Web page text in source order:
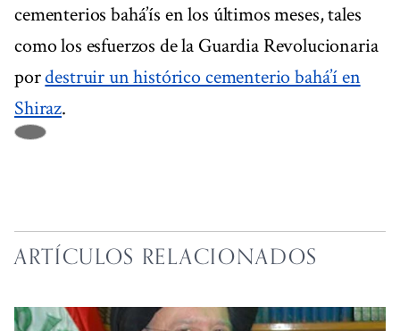
cementerios bahá’ís en los últimos meses, tales
como los esfuerzos de la Guardia Revolucionaria
pordestruir un histórico cementerio bahá’í en
Shiraz.
ARTÍCULOS RELACIONADOS